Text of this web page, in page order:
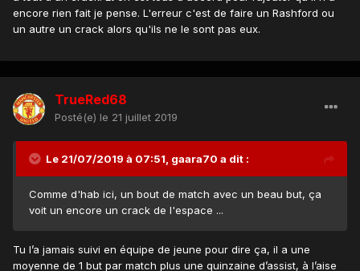
encore rien fait je pense. L'erreur c'est de faire un Rashford ou
un autre un crack alors qu'ils ne le sont pas eux.
TrueRed68
Posté(e) le 21 juillet 2019
Le 21/07/2019 à 07:51, gaara70 a dit :
Comme d'hab ici, un bout de match avec un beau but, ça
voit un encore un crack de l'espace ...
Tu l’a jamais suivi en équipe de jeune pour dire ça, il a une
moyenne de 1 but par match plus une quinzaine d’assist, à l’aise